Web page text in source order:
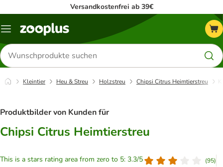
Versandkostenfrei ab 39€
Menü
Produkte
suchen
Kleintier Heu & Streu Holzstreu Chipsi Citrus Heimtierstreu
Produktbilder von Kunden für
Chipsi Citrus Heimtierstreu
This is a stars rating area from zero to 5: 3.3/5 (95)